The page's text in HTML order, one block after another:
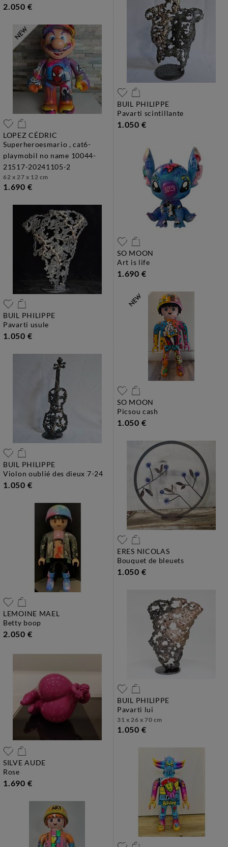
2.050 €
LOPEZ CÉDRIC
superheroesmario , cat6-
playmobil no name 10044-
21517-20241105-2
62 x 27 x 12 cm
1.690 €
BUIL PHILIPPE
pavarti scintillante
1.050 €
BUIL PHILIPPE
pavarti usule
1.050 €
SO MOON
art is life
1.690 €
BUIL PHILIPPE
violon oublié des dieux 7-24
1.050 €
SO MOON
picsou cash
1.050 €
LEMOINE MAEL
betty boop
2.050 €
ERES NICOLAS
bouquet de bleuets
1.050 €
SILVE AUDE
rose
1.690 €
BUIL PHILIPPE
pavarti lui
31 x 26 x 70 cm
1.050 €